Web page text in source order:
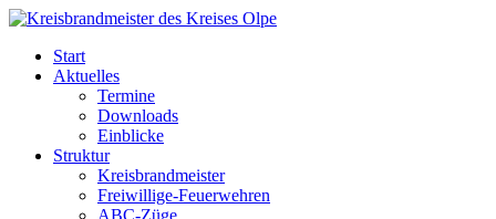
Skip
contentStart
Aktuelles
Termine
Downloads
Einblicke
Struktur
Kreisbrandmeister
Freiwillige-Feuerwehren
ABC-Züge